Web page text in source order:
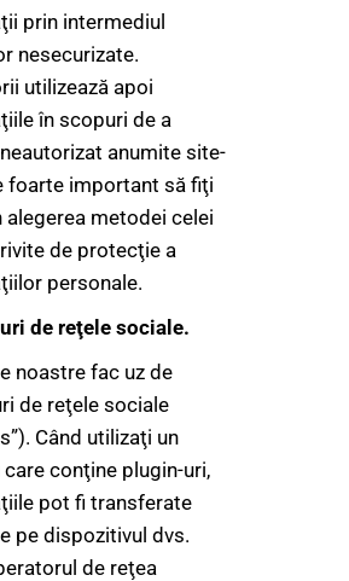
prin intermediul
nesecurizate.
utilizează apoi
în scopuri de a
anumite site-
foarte important să fiţi
alegerea metodei celei
de protecţie a
personale.
de reţele sociale.
noastre fac uz de
de reţele sociale
Când utilizaţi un
conţine plugin-uri,
pot fi transferate
pe dispozitivul dvs.
de reţea